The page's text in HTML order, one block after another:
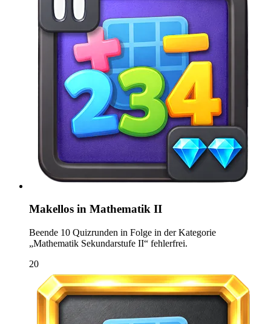
Makellos in Mathematik II
Beende 10 Quizrunden in Folge in der Kategorie
„Mathematik Sekundarstufe II“ fehlerfrei.
20